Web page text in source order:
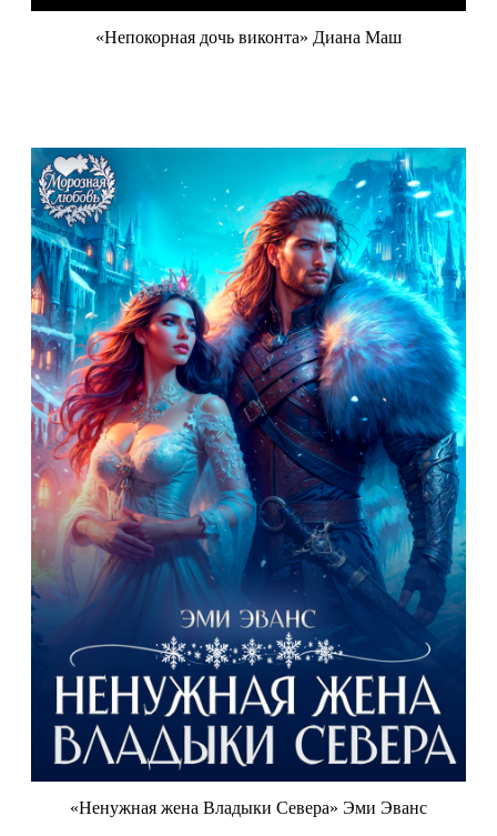
«Непокорная дочь виконта» Диана Маш
«Ненужная жена Владыки Севера» Эми Эванс